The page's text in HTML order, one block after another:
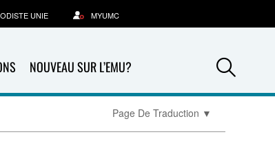
NOUVEAU SUR L’EMU?
UNIE MYUMC
Page De Traduction ▼